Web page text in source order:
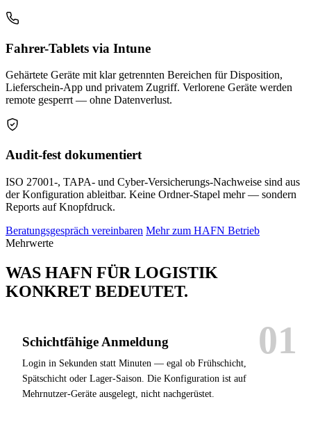
Fahrer-Tablets via Intune
Gehärtete Geräte mit klar getrennten Bereichen für Disposition,
Lieferschein-App und privatem Zugriff. Verlorene Geräte werden
remote gesperrt — ohne Datenverlust.
Audit-fest dokumentiert
ISO 27001-, TAPA- und Cyber-Versicherungs-Nachweise sind aus
der Konfiguration ableitbar. Keine Ordner-Stapel mehr — sondern
Reports auf Knopfdruck.
Beratungsgespräch vereinbaren Mehr zum HAFN Betrieb
Mehrwerte
WAS HAFN FÜR LOGISTIK
KONKRET BEDEUTET.
Schichtfähige Anmeldung
Login in Sekunden statt Minuten — egal ob Frühschicht,
Spätschicht oder Lager-Saison. Die Konfiguration ist auf
Mehrnutzer-Geräte ausgelegt, nicht nachgerüstet.